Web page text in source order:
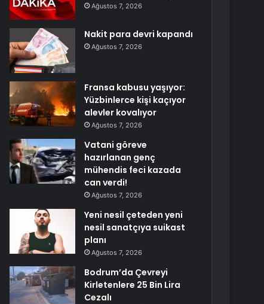
Ağustos 7, 2026
Nakit para devri kapandı
Ağustos 7, 2026
Fransa kabusu yaşıyor:
Yüzbinlerce kişi kaçıyor
alevler kovalıyor
Ağustos 7, 2026
Vatani göreve
hazırlanan genç
mühendis feci kazada
can verdi!
Ağustos 7, 2026
Yeni nesil çeteden yeni
nesil sanatçıya suikast
planı
Ağustos 7, 2026
Bodrum’da Çevreyi
Kirletenlere 25 Bin Lira
Cezalı